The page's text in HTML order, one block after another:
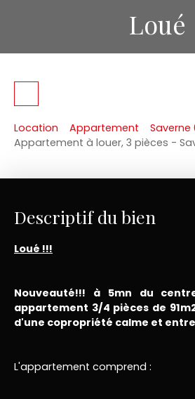
Loué
Location Appartement
Saverne
Appartement à louer, 3 pièces -
Descriptif du bien
Loué !!!
Nouveauté!!! à 5mn du
appartement 3/4 pièces de
d'une copropriété calme et
L'appartement comprend :